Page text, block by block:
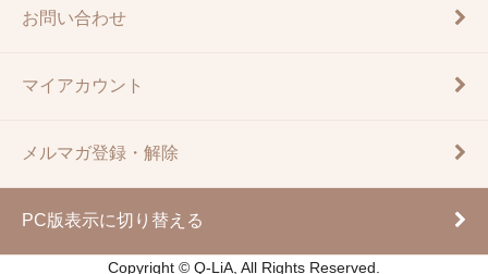
お問い合わせ
マイアカウント
メルマガ登録・解除
PC版表示に切り替える
Copyright © Q-LiA, All Rights Reserved.